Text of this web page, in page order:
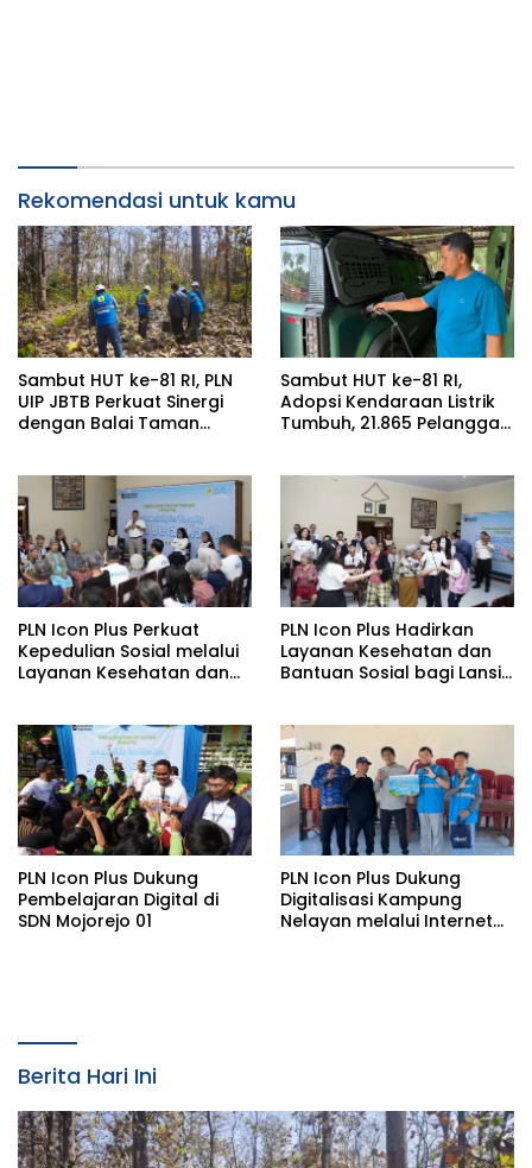
Rekomendasi untuk kamu
Sambut HUT ke-81 RI, PLN
UIP JBTB Perkuat Sinergi
dengan Balai Taman
SUTET 500 kV Paiton–
Watudodol/Kalipuro
Sambut HUT ke-81 RI,
Adopsi Kendaraan Listrik
Tumbuh, 21.865 Pelanggan
pada Semester I 2026
PLN Icon Plus Perkuat
Kepedulian Sosial melalui
Layanan Kesehatan dan
PLN Icon Plus Hadirkan
Layanan Kesehatan dan
Bantuan Sosial bagi Lansia
PLN Icon Plus Dukung
Pembelajaran Digital di
SDN Mojorejo 01
PLN Icon Plus Dukung
Digitalisasi Kampung
Nelayan melalui Internet
Berita Hari Ini